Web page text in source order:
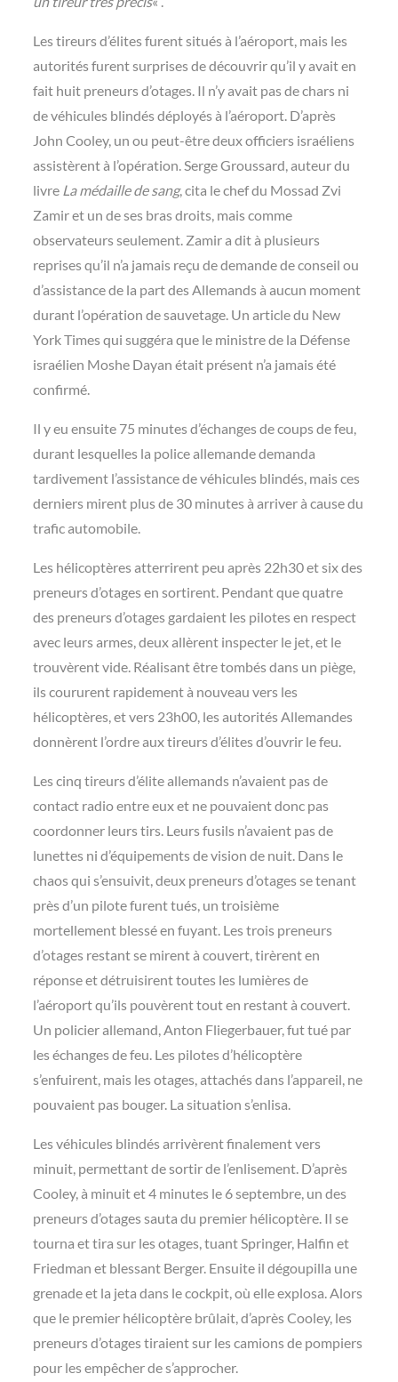
Les tireurs d’élites furent situés à l’aéroport, mais les
autorités furent surprises de découvrir qu’il y avait en
fait huit preneurs d’otages. Il n’y avait pas de chars ni
de véhicules blindés déployés à l’aéroport. D’après
John Cooley, un ou peut-être deux officiers israéliens
assistèrent à l’opération. Serge Groussard, auteur du
livre La médaille de sang, cita le chef du Mossad Zvi
Zamir et un de ses bras droits, mais comme
observateurs seulement. Zamir a dit à plusieurs
reprises qu’il n’a jamais reçu de demande de conseil ou
d’assistance de la part des Allemands à aucun moment
durant l’opération de sauvetage. Un article du New
York Times qui suggéra que le ministre de la Défense
israélien Moshe Dayan était présent n’a jamais été
confirmé.
Il y eu ensuite 75 minutes d’échanges de coups de feu,
durant lesquelles la police allemande demanda
tardivement l’assistance de véhicules blindés, mais ces
derniers mirent plus de 30 minutes à arriver à cause du
trafic automobile.
Les hélicoptères atterrirent peu après 22h30 et six des
preneurs d’otages en sortirent. Pendant que quatre
des preneurs d’otages gardaient les pilotes en respect
avec leurs armes, deux allèrent inspecter le jet, et le
trouvèrent vide. Réalisant être tombés dans un piège,
ils coururent rapidement à nouveau vers les
hélicoptères, et vers 23h00, les autorités Allemandes
donnèrent l’ordre aux tireurs d’élites d’ouvrir le feu.
Les cinq tireurs d’élite allemands n’avaient pas de
contact radio entre eux et ne pouvaient donc pas
coordonner leurs tirs. Leurs fusils n’avaient pas de
lunettes ni d’équipements de vision de nuit. Dans le
chaos qui s’ensuivit, deux preneurs d’otages se tenant
près d’un pilote furent tués, un troisième
mortellement blessé en fuyant. Les trois preneurs
d’otages restant se mirent à couvert, tirèrent en
réponse et détruisirent toutes les lumières de
l’aéroport qu’ils pouvèrent tout en restant à couvert.
Un policier allemand, Anton Fliegerbauer, fut tué par
les échanges de feu. Les pilotes d’hélicoptère
s’enfuirent, mais les otages, attachés dans l’appareil, ne
pouvaient pas bouger. La situation s’enlisa.
Les véhicules blindés arrivèrent finalement vers
minuit, permettant de sortir de l’enlisement. D’après
Cooley, à minuit et 4 minutes le 6 septembre, un des
preneurs d’otages sauta du premier hélicoptère. Il se
tourna et tira sur les otages, tuant Springer, Halfin et
Friedman et blessant Berger. Ensuite il dégoupilla une
grenade et la jeta dans le cockpit, où elle explosa. Alors
que le premier hélicoptère brûlait, d’après Cooley, les
preneurs d’otages tiraient sur les camions de pompiers
pour les empêcher de s’approcher.